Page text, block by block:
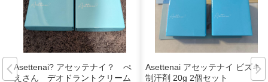
Asettenai? アセッテナイ？ ぺ
えさん デオドラントクリーム
Asettenai アセッテナイ ビズキ
制汗剤 20g 2個セット